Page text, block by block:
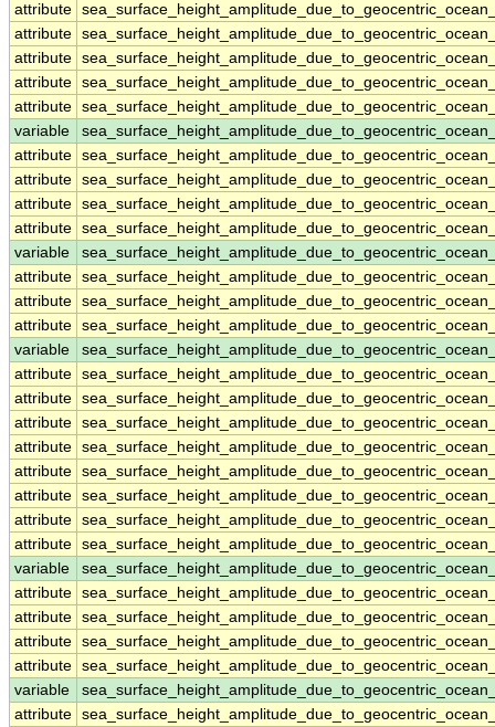
attribute
attribute
attribute
attribute
attribute
variable
attribute
attribute
attribute
attribute
variable
attribute
attribute
attribute
variable
attribute
attribute
attribute
attribute
attribute
attribute
attribute
attribute
variable
attribute
attribute
attribute
attribute
variable
attribute